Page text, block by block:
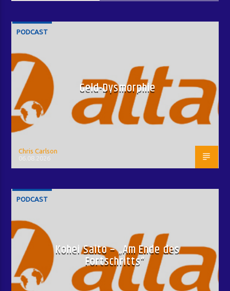
PODCAST
Geld-Dysmorphie
Chris Carlson
PODCAST
Kohei Saito – „Am Ende des
Fortschritts“